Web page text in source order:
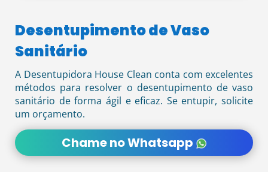
Desentupimento de Vaso
Sanitário
A Desentupidora House Clean conta com excelentes
métodos para resolver o desentupimento de vaso
sanitário de forma ágil e eficaz. Se entupir, solicite
um orçamento.
Chame no Whatsapp